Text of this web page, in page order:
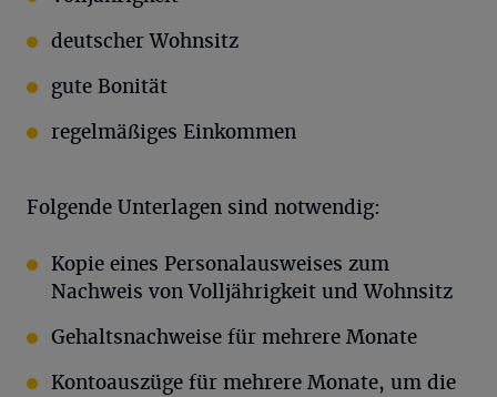
deutscher Wohnsitz
gute Bonität
regelmäßiges Einkommen
Folgende Unterlagen sind notwendig:
Kopie eines Personalausweises zum
Nachweis von Volljährigkeit und Wohnsitz
Gehaltsnachweise für mehrere Monate
Kontoauszüge für mehrere Monate, um die